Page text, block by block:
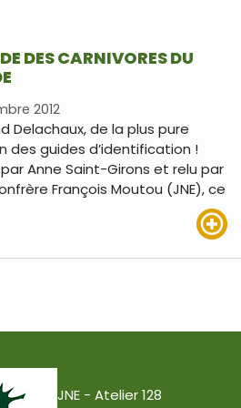
DES CARNIVORES DU
2012
Delachaux, de la plus pure
des guides d’identification !
Anne Saint-Girons et relu par
François Moutou (JNE), ce
JNE - Atelier 128